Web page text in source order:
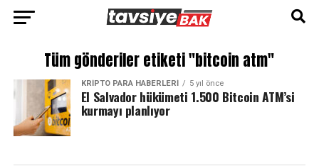
Tüm gönderiler etiketi "bitcoin atm"
KRIPTO PARA HABERLERI 5 yıl önce
El Salvador hükümeti 1.500 Bitcoin ATM’si
kurmayı planlıyor